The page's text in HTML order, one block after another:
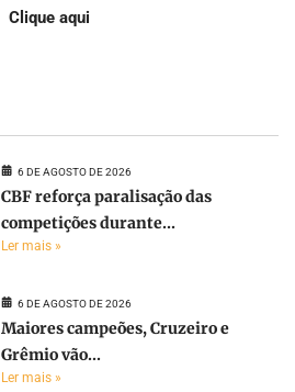
Clique aqui
6 DE AGOSTO DE 2026
CBF reforça paralisação das
competições durante...
Ler mais »
6 DE AGOSTO DE 2026
Maiores campeões, Cruzeiro e
Grêmio vão...
Ler mais »